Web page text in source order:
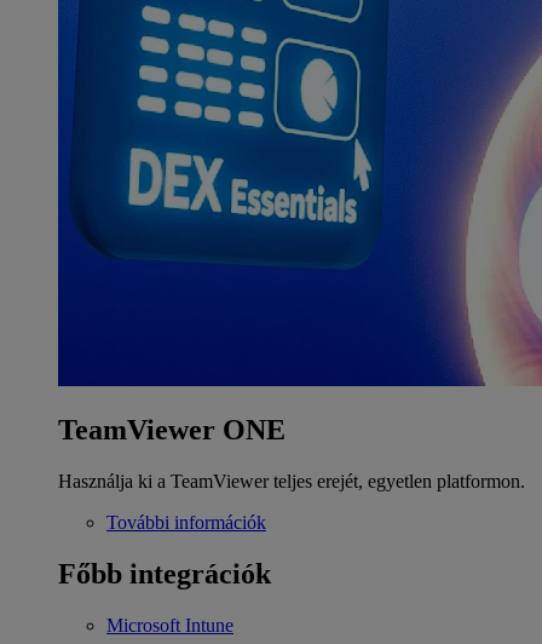
TeamViewer ONE
Használja ki a TeamViewer teljes erejét, egyetlen platformon.
További információk
Főbb integrációk
Microsoft Intune